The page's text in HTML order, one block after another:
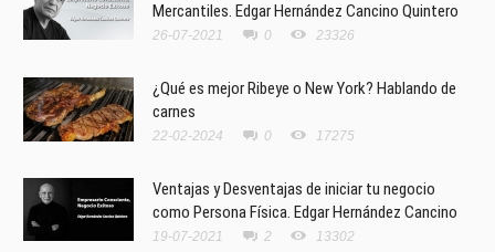
Mercantiles. Edgar Hernández Cancino Quintero
26-07-2021 0 23326
¿Qué es mejor Ribeye o New York? Hablando de
carnes
22-02-2024 0 17275
Ventajas y Desventajas de iniciar tu negocio
como Persona Física. Edgar Hernández Cancino
19-07-2021 2 13302